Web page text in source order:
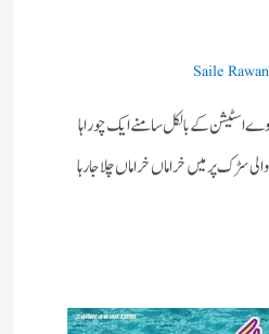
Saile Rawan
اسٹیشن کے بالکل سامنے ایک چوراہا
سڑک پرمیں خراماں خراماں چلاجا رہا